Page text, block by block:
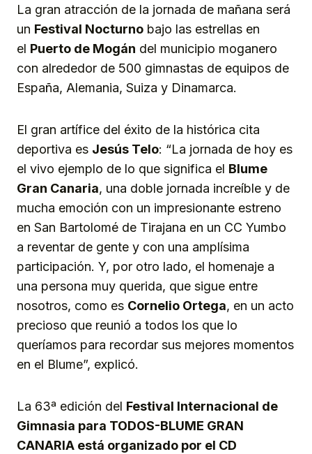
La gran atracción de la jornada de mañana será
un Festival Nocturno bajo las estrellas en
el Puerto de Mogán del municipio moganero
con alrededor de 500 gimnastas de equipos de
España, Alemania, Suiza y Dinamarca.
El gran artífice del éxito de la histórica cita
deportiva es Jesús Telo: “La jornada de hoy es
el vivo ejemplo de lo que significa el Blume
Gran Canaria, una doble jornada increíble y de
mucha emoción con un impresionante estreno
en San Bartolomé de Tirajana en un CC Yumbo
a reventar de gente y con una amplísima
participación. Y, por otro lado, el homenaje a
una persona muy querida, que sigue entre
nosotros, como es Cornelio Ortega, en un acto
precioso que reunió a todos los que lo
queríamos para recordar sus mejores momentos
en el Blume”, explicó.
La 63ª edición del Festival Internacional de
Gimnasia para TODOS-BLUME GRAN
CANARIA está organizado por el CD